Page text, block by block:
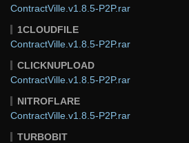
ContractVille.v1.8.5-P2P.rar
1CLOUDFILE
ContractVille.v1.8.5-P2P.rar
CLICKNUPLOAD
ContractVille.v1.8.5-P2P.rar
NITROFLARE
ContractVille.v1.8.5-P2P.rar
TURBOBIT